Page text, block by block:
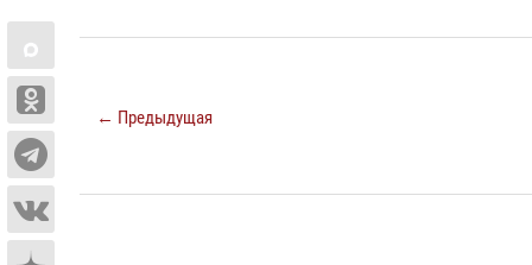
← Предыдущая